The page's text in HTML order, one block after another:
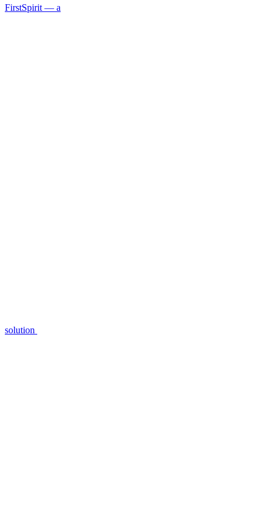
FirstSpirit — a
solution